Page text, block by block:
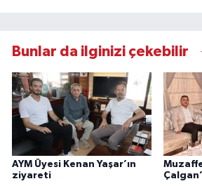
Bunlar da ilginizi çekebilir
AYM Üyesi Kenan Yaşar’ın
ziyareti